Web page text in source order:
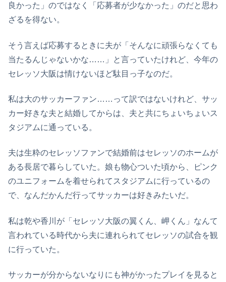
良かった」のではなく「応募者が少なかった」のだと思わ
ざるを得ない。
そう言えば応募するときに夫が「そんなに頑張らなくても
当たるんじゃないかな……」と言っていたけれど、今年の
セレッソ大阪は情けないほど駄目っ子なのだ。
私は大のサッカーファン……って訳ではないけれど、サッ
カー好きな夫と結婚してからは、夫と共にちょいちょいス
タジアムに通っている。
夫は生粋のセレッソファンで結婚前はセレッソのホームが
ある長居で暮らしていた。娘も物心ついた頃から、ピンク
のユニフォームを着せられてスタジアムに行っているの
で、なんだかんだ行ってサッカーは好きみたいだ。
私は乾や香川が「セレッソ大阪の翼くん、岬くん」なんて
言われている時代から夫に連れられてセレッソの試合を観
に行っていた。
サッカーが分からないなりにも神がかったプレイを見ると